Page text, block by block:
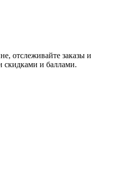
отслеживайте заказы и
скидками и баллами.